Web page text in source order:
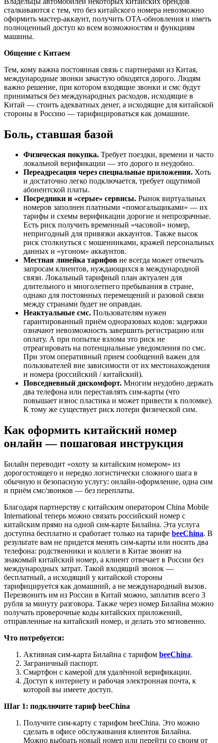
сталкиваются с тем, что без китайского номера невозможно
оформить мастер-аккаунт, получить OTA-обновления и иметь
полноценный доступ ко всем возможностям и функциям
машины.
Общение с Китаем
Тем, кому важна постоянная связь с партнерами из Китая,
международные звонки зачастую обходятся дорого. Людям
важно решение, при котором входящие звонки и смс будут
приниматься без международных расходов, исходящие в
Китай — стоить адекватных денег, а исходящие для китайской
стороны в Россию — тарифицироваться как домашние.
Боль, ставшая базой
Физическая покупка. Требует поездки, времени и часто
локальной верификации — это дорого и неудобно.
Переадресация через специальные приложения. Хоть
и достаточно легко подключается, требует ощутимой
абонентской платы.
Посредники и «серые» сервисы. Рынок виртуальных
номеров заполнен платными «помогальщиками» — их
тарифы и схемы верификации дорогие и непрозрачные.
Есть риск получить временный «часовой» номер,
непригодный для привязки аккаунтов. Также высок
риск столкнуться с мошенниками, кражей персональных
данных и «угоном» аккаунтов.
Местная линейка тарифов не всегда может отвечать
запросам клиентов, нуждающихся в международной
связи. Локальный тарифный план актуален для
длительного и многолетнего пребывания в стране,
однако для постоянных перемещений и разовой связи
между странами будет не оправдан.
Неактуальные смс. Пользователям нужен
гарантированный приём одноразовых кодов: задержки
означают невозможность завершить регистрацию или
оплату. А при попытке взлома это риск не
отреагировать на потенциальные уведомления по смс.
При этом оперативный прием сообщений важен для
пользователей вне зависимости от их местонахождения
и номера (российский / китайский).
Повседневный дискомфорт. Многим неудобно держать
два телефона или переставлять сим-карты (что
повышает износ пластика и может привести к поломке).
К тому же существует риск потери физической сим.
Как оформить китайский номер
онлайн — пошаговая инструкция
Билайн переводит «охоту за китайским номером» из
дорогостоящего и нередко логистически сложного шага в
обычную и безопасную услугу: онлайн-оформление, одна сим
и приём смс/звонков — без переплаты.
Благодаря партнерству с китайским оператором China Mobile
International теперь можно связать российский номер с
китайским прямо на одной сим-карте Билайна. Эта услуга
доступна бесплатно и сработает только на тарифе beeChina. В
результате вам не придется менять сим-карты или носить два
телефона: родственники и коллеги в Китае звонят на
знакомый китайский номер, а клиент отвечает в России без
международных затрат. Такой входящий звонок —
бесплатный, а исходящий у китайской стороны
тарифицируется как домашний, а не международный вызов.
Перезвонить им из России в Китай можно, заплатив всего 3
рубля за минуту разговора. Также через номер Билайна можно
получать проверочные коды китайских приложений,
отправленные на китайский номер, и делать это мгновенно.
Что потребуется:
Активная сим-карта Билайна с тарифом beeChina.
Заграничный паспорт.
Смартфон с камерой для удалённой верификации.
Доступ к интернету и рабочая электронная почта, к
которой вы имеете доступ.
Шаг 1: подключите тариф beeChina
Получите сим-карту с тарифом beeChina. Это можно
сделать в офисе обслуживания клиентов Билайна.
Можно выбрать новый номер или перейти со своим от